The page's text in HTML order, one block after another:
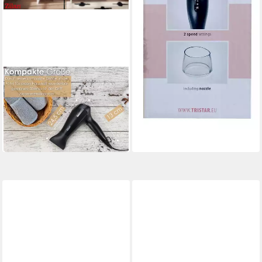
ZILAN
Reisehaartrockner ZLN-
9396
24,90 € UVP49,90 €
-50%
in 2-3 Werktagen bei dir